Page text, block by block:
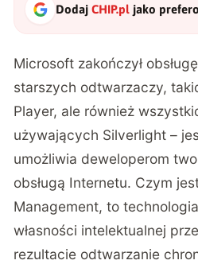
DodajCHIP.pl jako
Microsoft zakończył
starszych odtwarzaczy,
Player, ale również
używających Silverlight –
umożliwia deweloperom
obsługą Internetu. Czym
Management, to
własności intelektualnej
rezultacie odtwarzanie